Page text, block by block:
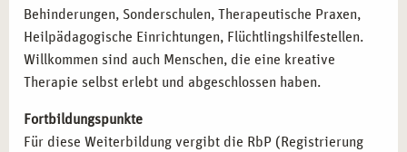
Behinderungen, Sonderschulen, Therapeutische Praxen,
Heilpädagogische Einrichtungen, Flüchtlingshilfestellen.
Willkommen sind auch Menschen, die eine kreative
Therapie selbst erlebt und abgeschlossen haben.
Fortbildungspunkte
Für diese Weiterbildung vergibt die RbP (Registrierung